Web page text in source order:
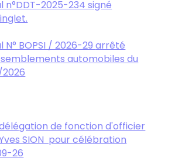
2025-234 signé
BOPSI / 2026-29arrêté
automobiles du
de fonction d'officier
SION pour célébration
26